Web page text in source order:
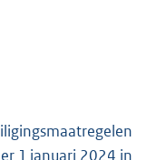
1 januari 2024 in